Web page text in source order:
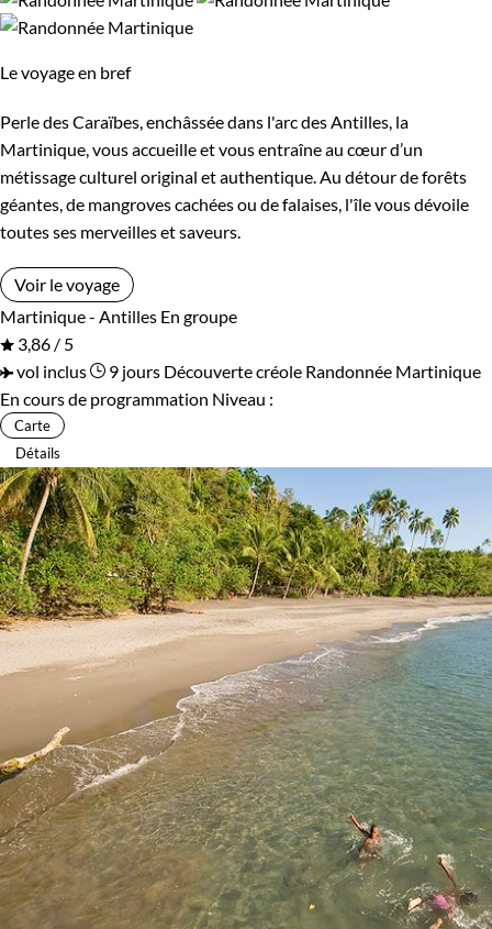
élégantes maisons de planteurs cachées au milieu d'une mer
secrets de la fabrication du rhum. Appréciez donc sans
modération cette terre des Caraïbes, à laquelle les couleurs
lumineuses et la généreuse végétation ont valu le doux
surnom d' « île aux fleurs ».
Bon à savoir sur les formalités :
Vous pouvezvoyager en Martinique sans passeport.
Guide de voyage Martinique
Le voyage en bref
Perle des Caraïbes, enchâssée dans l'arc des Antilles, la
Martinique, vous accueille et vous entraîne au cœur d’un
métissage culturel original et authentique. Au détour de forêts
géantes, de mangroves cachées ou de falaises, l'île vous dévoile
toutes ses merveilles et saveurs.
Voir le voyage
Martinique - Antilles En groupe
3,86 / 5
vol inclus
9 jours Découverte créole Randonnée Martinique
En cours de programmation Niveau :
Carte
Détails